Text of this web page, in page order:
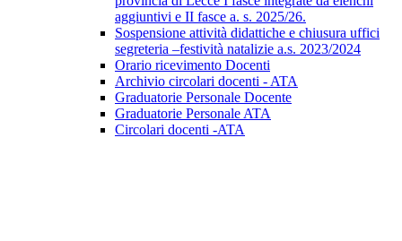
aggiuntivi e II fasce a. s. 2025/26.
Sospensione attività didattiche e chiusura uffici
segreteria –festività natalizie a.s. 2023/2024
Orario ricevimento Docenti
Archivio circolari docenti - ATA
Graduatorie Personale Docente
Graduatorie Personale ATA
Circolari docenti -ATA